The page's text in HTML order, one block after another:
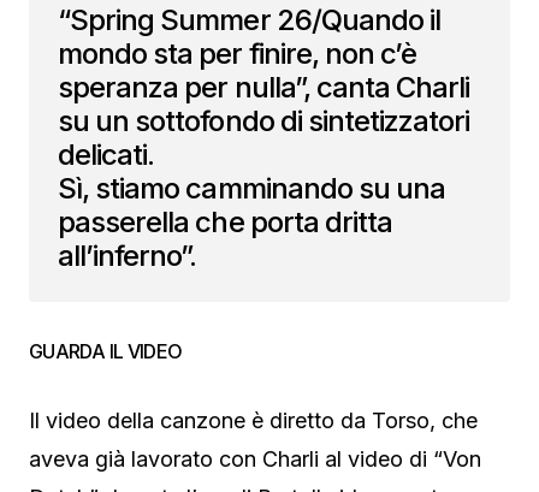
“Spring Summer 26/Quando il
mondo sta per finire, non c’è
speranza per nulla”, canta Charli
su un sottofondo di sintetizzatori
delicati.
Sì, stiamo camminando su una
passerella che porta dritta
all’inferno”.
GUARDA IL VIDEO
Il video della canzone è diretto da Torso, che
aveva già lavorato con Charli al video di “Von